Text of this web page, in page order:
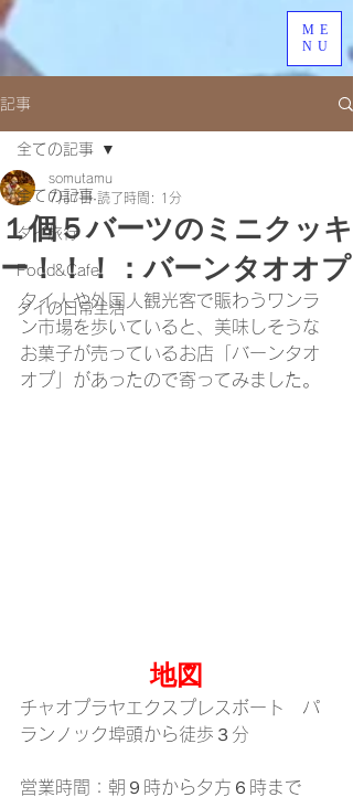
ME
NU
記事
全ての記事
タイ旅行
Food&Cafe
タイの日常生活
全ての記事
１個５バーツのミニクッキ
ー！！！：バーンタオオプ
somutamu
7月7日 読了時間: 1分
タイ人や外国人観光客で賑わうワンラ
ン市場を歩いていると、美味しそうな
お菓子が売っているお店「バーンタオ
オプ」があったので寄ってみました。
地図
チャオプラヤエクスプレスボート　パ
ランノック埠頭から徒歩３分
営業時間：朝９時から夕方６時まで